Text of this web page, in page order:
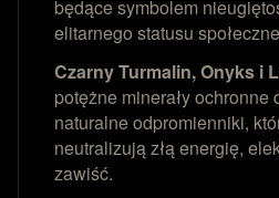
będące symbolem
elitarnego statusu
Czarny Turmalin, Onyks i
potężne minerały ochronne
naturalne odpromienniki,
neutralizują złą energię,
zawiść.